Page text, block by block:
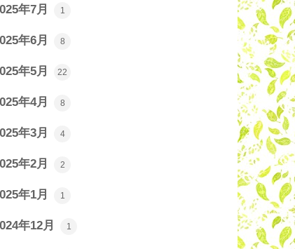
年7月 1
年6月 8
年5月 22
年4月 8
年3月 4
年2月 2
年1月 1
年12月 1